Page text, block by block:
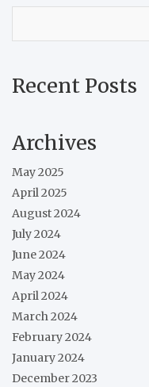
Recent Posts
Archives
May 2025
April 2025
August 2024
July 2024
June 2024
May 2024
April 2024
March 2024
February 2024
January 2024
December 2023